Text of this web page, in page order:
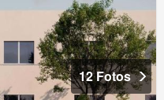
12 Fotos